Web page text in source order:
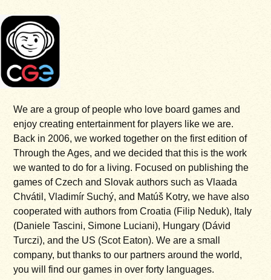
We are a group of people who love board games and
enjoy creating entertainment for players like we are.
Back in 2006, we worked together on the first edition of
Through the Ages, and we decided that this is the work
we wanted to do for a living. Focused on publishing the
games of Czech and Slovak authors such as Vlaada
Chvátil, Vladimír Suchý, and Matúš Kotry, we have also
cooperated with authors from Croatia (Filip Neduk), Italy
(Daniele Tascini, Simone Luciani), Hungary (Dávid
Turczi), and the US (Scot Eaton). We are a small
company, but thanks to our partners around the world,
you will find our games in over forty languages.​